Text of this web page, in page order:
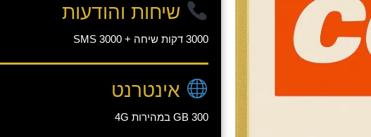
שיחות והודעות
3000 דקות שיחה + 3000 SMS
אינטרנט
300 GB במהירות 4G